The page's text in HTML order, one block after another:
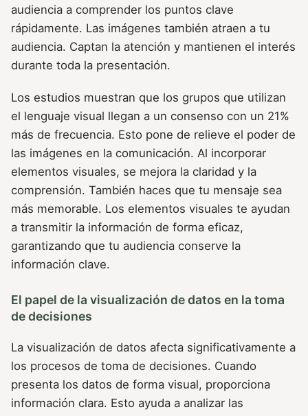
audiencia a comprender los puntos clave
rápidamente. Las imágenes también atraen a tu
audiencia. Captan la atención y mantienen el interés
durante toda la presentación.
Los estudios muestran que los grupos que utilizan
el lenguaje visual llegan a un consenso con un 21%
más de frecuencia. Esto pone de relieve el poder de
las imágenes en la comunicación. Al incorporar
elementos visuales, se mejora la claridad y la
comprensión. También haces que tu mensaje sea
más memorable. Los elementos visuales te ayudan
a transmitir la información de forma eficaz,
garantizando que tu audiencia conserve la
información clave.
El papel de la visualización de datos en la toma
de decisiones
La visualización de datos afecta significativamente a
los procesos de toma de decisiones. Cuando
presenta los datos de forma visual, proporciona
información clara. Esto ayuda a analizar las